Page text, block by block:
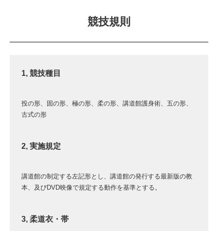
競技規則
1, 競技種目
投の形、固の形、極の形、柔の形、講道館護身術、五の形、
古式の形
2, 実施規定
講道館の制定する左記形とし、講道館の発行する最新版の教
本、及びDVD映像で規定する動作を基準とする。
3, 柔道衣・帯